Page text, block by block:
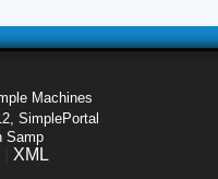
Machines
SimplePortal
Samp
XML